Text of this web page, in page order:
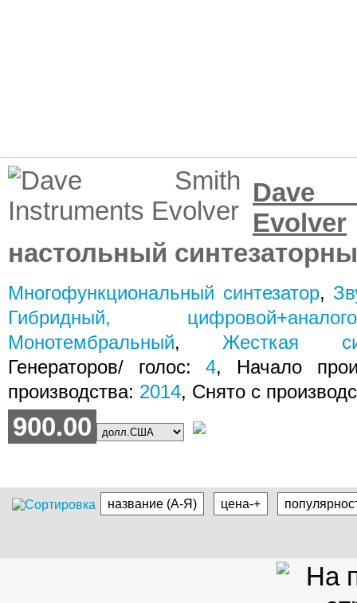
Dave
Evolver
настольный
Многофункциональный синтезатор,
Гибридный,
Монотембральный, Жесткая
Генераторов/ голос:4, Начало
производства: 2014, Снято с
900.00
название (А-Я) цена-+